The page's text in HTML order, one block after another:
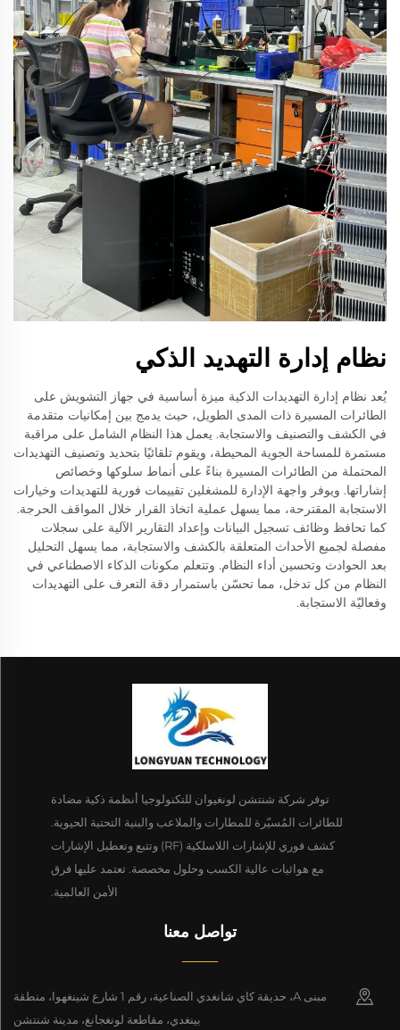
نظام إدارة التهديد الذكي
يُعد نظام إدارة التهديدات الذكية ميزة أساسية في جهاز التشويش على
الطائرات المسيرة ذات المدى الطويل، حيث يدمج بين إمكانيات متقدمة
في الكشف والتصنيف والاستجابة. يعمل هذا النظام الشامل على مراقبة
مستمرة للمساحة الجوية المحيطة، ويقوم تلقائيًا بتحديد وتصنيف التهديدات
المحتملة من الطائرات المسيرة بناءً على أنماط سلوكها وخصائص
إشاراتها. ويوفر واجهة الإدارة للمشغلين تقييمات فورية للتهديدات وخيارات
الاستجابة المقترحة، مما يسهل عملية اتخاذ القرار خلال المواقف الحرجة.
كما تحافظ وظائف تسجيل البيانات وإعداد التقارير الآلية على سجلات
مفصلة لجميع الأحداث المتعلقة بالكشف والاستجابة، مما يسهل التحليل
بعد الحوادث وتحسين أداء النظام. وتتعلم مكونات الذكاء الاصطناعي في
النظام من كل تدخل، مما تحسّن باستمرار دقة التعرف على التهديدات
وفعاليّة الاستجابة.
توفر شركة شنتشن لونغيوان للتكنولوجيا أنظمة ذكية مضادة
للطائرات المُسيّرة للمطارات والملاعب والبنية التحتية الحيوية.
كشف فوري للإشارات اللاسلكية (RF) وتتبع وتعطيل الإشارات
مع هوائيات عالية الكسب وحلول مخصصة. تعتمد عليها فرق
الأمن العالمية.
تواصل معنا
مبنى A، حديقة كاي شانغدي الصناعية، رقم 1 شارع شينغهوا، منطقة
بينغدي، مقاطعة لونغجانغ، مدينة شنتشن